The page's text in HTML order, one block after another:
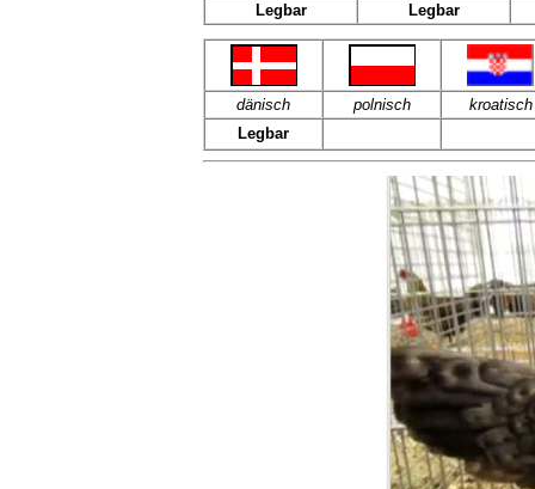
Legbar
Legbar
dänisch polnisch
kroatisch
Legbar